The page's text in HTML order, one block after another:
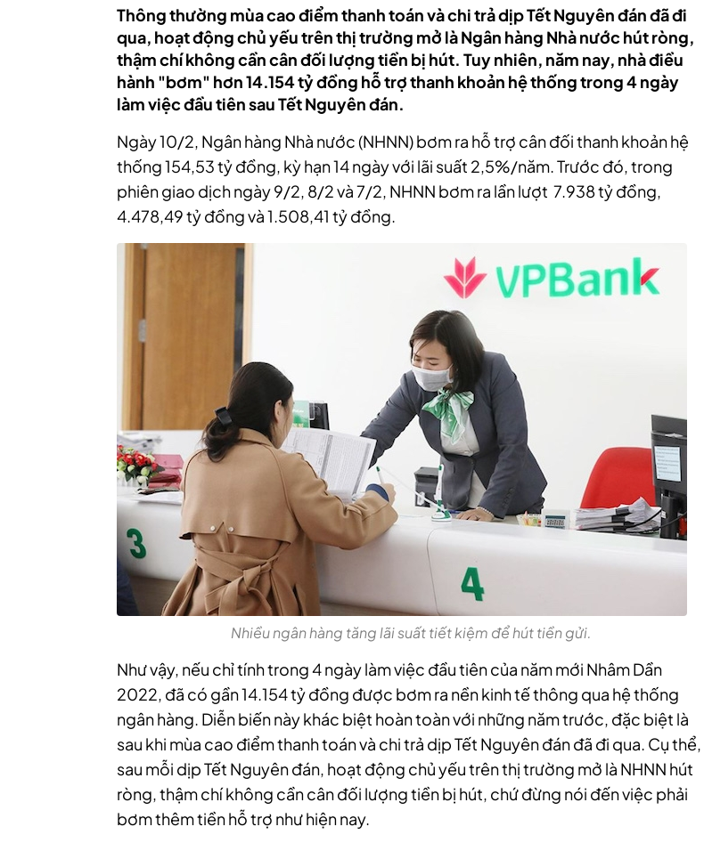
Thông thường mùa cao điểm thanh toán và chi trả dịp Tết Nguyên đán đã đi
qua, hoạt động chủ yếu trên thị trường mở là Ngân hàng Nhà nước hút ròng,
thậm chí không cần cân đối lượng tiền bị hút. Tuy nhiên, năm nay, nhà điều
hành "bơm" hơn 14.154 tỷ đồng hỗ trợ thanh khoản hệ thống trong 4 ngày
làm việc đầu tiên sau Tết Nguyên đán.
Ngày 10/2, Ngân hàng Nhà nước (NHNN) bơm ra hỗ trợ cân đối thanh khoản hệ
thống 154,53tỷ đồng, kỳ hạn 14 ngày với lãi suất 2,5%/năm. Trước đó, trong
phiên giao dịch ngày 9/2, 8/2 và 7/2, NHNN bơm ra lần lượt 7.938 tỷ đồng,
4.478,49 tỷ đồng và 1.508,41 tỷ đồng.
Nhiều ngân hàng tăng lãi suất tiết kiệm để hút tiền gửi.
Như vậy, nếu chỉ tính trong 4 ngày làm việc đầu tiên của năm mới Nhâm Dần
2022, đã có gần 14.154 tỷ đồng được bơm ra nền kinh tế thông qua hệ thống
ngân hàng. Diễn biến này khác biệt hoàn toàn với những năm trước, đặc biệt là
sau khi mùa cao điểm thanh toán và chi trả dịp Tết Nguyên đán đã đi qua. Cụ thể,
sau mỗi dịp Tết Nguyên đán, hoạt động chủ yếu trên thị trường mở là NHNN hút
ròng, thậm chí không cần cân đối lượng tiền bị hút, chứ đừng nói đến việc phải
bơm thêm tiền hỗ trợ như hiện nay.